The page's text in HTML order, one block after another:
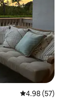
औसत रेटिंग 5 में
4.98 (57)